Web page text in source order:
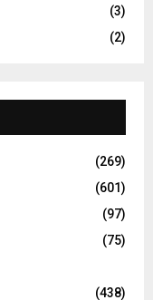
(3)
(2)
(269)
(601)
(97)
(75)
(438)